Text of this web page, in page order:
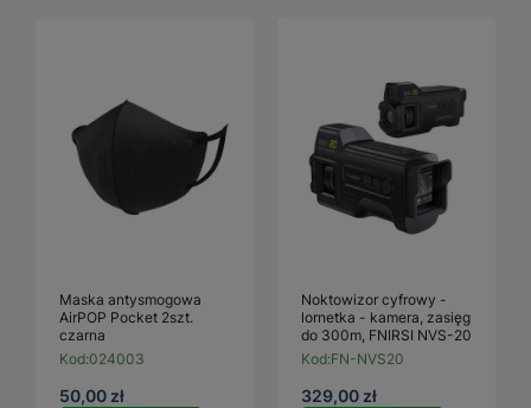
Maska antysmogowa
AirPOP Pocket 2szt.
czarna
Kod:024003
50,00 zł
Noktowizor cyfrowy -
lornetka - kamera, zasięg
do 300m, FNIRSI NVS-20
Kod:FN-NVS20
329,00 zł